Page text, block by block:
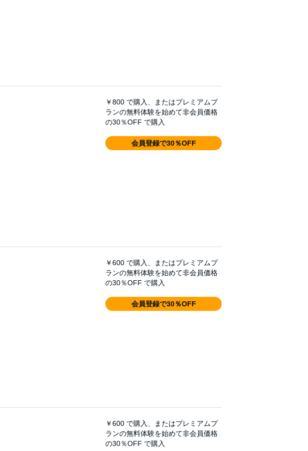
￥800 で購入、またはプレミアムプ
ランの無料体験を始めて非会員価格
の30％OFF で購入
会員登録で30％OFF
￥600 で購入、またはプレミアムプ
ランの無料体験を始めて非会員価格
の30％OFF で購入
会員登録で30％OFF
￥600 で購入、またはプレミアムプ
ランの無料体験を始めて非会員価格
の30％OFF で購入